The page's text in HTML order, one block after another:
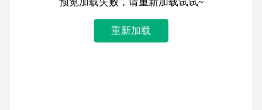
重新加载